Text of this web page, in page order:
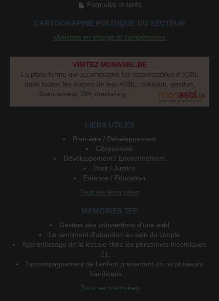
Formules et tarifs
CARTOGRAPHIE POLITIQUE DU SECTEUR
Ministres en charge et compétences
VISITEZ MONASBL.BE
La plate-forme qui accompagne les responsables d’ASBL
dans toutes les étapes de leur ASBL : création, gestion,
financement, RH, marketing...
LIENS UTILES
Bien-être / Développement
Citoyenneté
Développement / Environnement
Droit / Justice
Enfance / Education
Tous les liens utiles
MÉMOIRES TFE
Gestion des subventions d'une asbl
Le sentiment d'abandon au sein du couple
Apprentissage de la lecture chez les personnes trisomiques
21: ...
l'accompagnement de l'enfant présentant un ou plusieurs
handicaps ...
Tous les mémoires